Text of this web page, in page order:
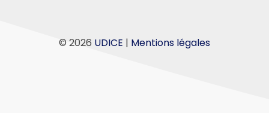
© 2026 UDICE | Mentions légales